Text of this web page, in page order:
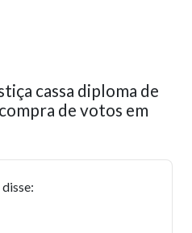
cassa diploma de
de votos em
disse: